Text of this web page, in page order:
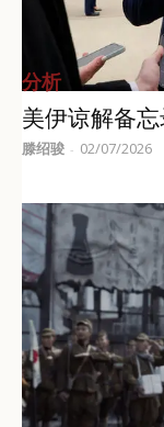
分析
美伊谅解备
滕绍骏 - 02/07/2026